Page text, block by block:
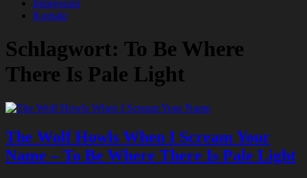
Impressum
Kontakt
Schlagwort: To Be Where
There Is Pale Light
The Wolf Howls When I Scream Your
Name – To Be Where There Is Pale Light